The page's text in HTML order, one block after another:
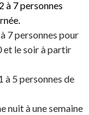
à 7 personnes
7 personnes pour
et le soir à partir
à 5 personnes de
nuit à une semaine